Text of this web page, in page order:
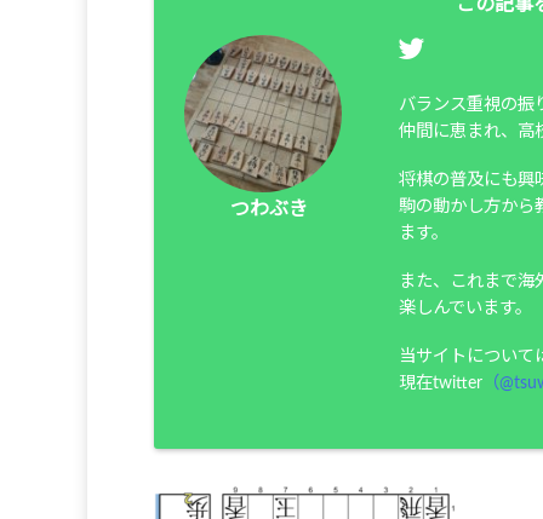
この記事
つわぶき
バランス重視の振
仲間に恵まれ、高
将棋の普及にも興
駒の動かし方から
ます。
また、これまで海
楽しんでいます。
当サイトについて
現在twitter （